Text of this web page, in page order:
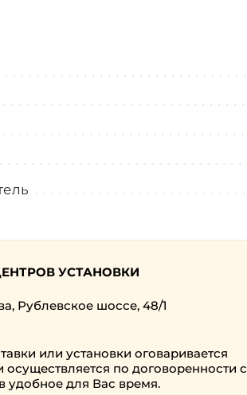
УСТАНОВКИ
Рублевское шоссе, 48/1
или установки оговаривается
осуществляется по договоренности с
удобное для Вас время.